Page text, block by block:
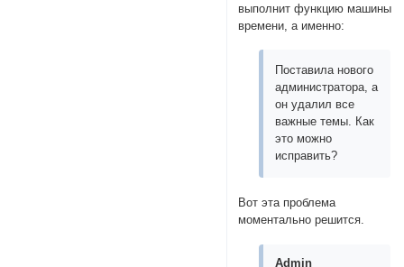
выполнит функцию машины
времени, а именно:
Поставила нового
администратора, а
он удалил все
важные темы. Как
это можно
исправить?
Вот эта проблема
моментально решится.
Admin